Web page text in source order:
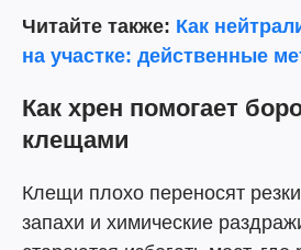
Читайте также: Как
на участке: действенные
Как хрен помогает
клещами
Клещи плохо переносят
запахи и химические